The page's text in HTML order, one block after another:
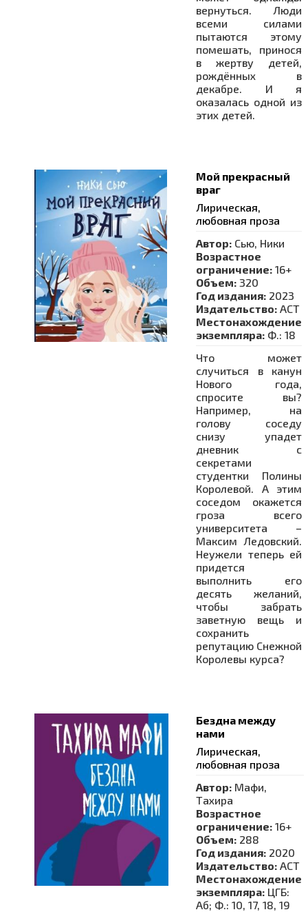
вернуться. Люди
всеми силами
пытаются этому
помешать, принося
в жертву детей,
рождённых в
декабре. И я
оказалась одной из
этих детей.
Мой прекрасный
враг
Лирическая,
любовная проза
Автор: Сью, Ники
Возрастное
ограничение: 16+
Объем: 320
Год издания: 2023
Издательство: АСТ
Местонахождение
экземпляра: Ф.: 18
Что может
случиться в канун
Нового года,
спросите вы?
Например, на
голову соседу
снизу упадет
дневник с
секретами
студентки Полины
Королевой. А этим
соседом окажется
гроза всего
университета –
Максим Ледовский.
Неужели теперь ей
придется
выполнить его
десять желаний,
чтобы забрать
заветную вещь и
сохранить
репутацию Снежной
Королевы курса?
Бездна между
нами
Лирическая,
любовная проза
Автор: Мафи,
Тахира
Возрастное
ограничение: 16+
Объем: 288
Год издания: 2020
Издательство: АСТ
Местонахождение
экземпляра: ЦГБ:
Аб; Ф.: 10, 17, 18, 19